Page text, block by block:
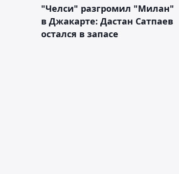
"Челси" разгромил "Милан"
в Джакарте: Дастан Сатпаев
остался в запасе